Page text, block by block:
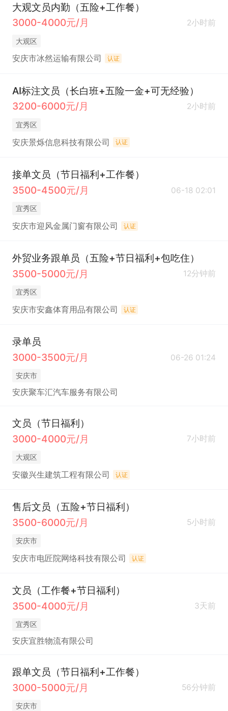
大观文员内勤（五险+工作餐）
3000-4000元/月
2小时前
大观区
安庆市冰然运输有限公司 认证
AI标注文员（长白班+五险一金+可无经验）
3200-6000元/月
2小时前
宜秀区
安庆景烁信息科技有限公司 认证
接单文员（节日福利+工作餐）
3500-4500元/月
06-18 02:01
宜秀区
安庆市迎风金属门窗有限公司 认证
外贸业务跟单员（五险+节日福利+包吃住）
3500-5000元/月
12分钟前
宜秀区
安庆市安鑫体育用品有限公司 认证
录单员
3000-3500元/月
06-26 01:24
安庆市
安庆聚车汇汽车服务有限公司
文员（节日福利）
3000-4000元/月
7小时前
大观区
安徽兴生建筑工程有限公司 认证
售后文员（五险+节日福利）
3500-6000元/月
5小时前
安庆市
安庆市电匠院网络科技有限公司 认证
文员（工作餐+节日福利）
3500-4000元/月
3天前
宜秀区
安庆宜胜物流有限公司
跟单文员（节日福利+工作餐）
3000-5000元/月
56分钟前
安庆市